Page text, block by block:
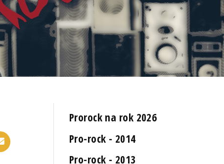
Prorock na rok 2026
Pro-rock - 2014
Pro-rock - 2013